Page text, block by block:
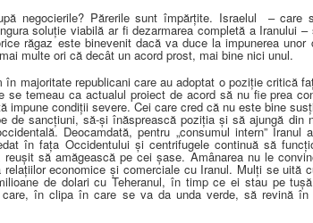
negocierile? Părerile sunt împărţite. Israelul
– care
soluţie viabilă ar fi dezarmarea completă a Iranului
răgaz este binevenit dacă va duce la impunerea unor
multe ori că decât un acord prost, mai bine nici unul.
în majoritate republicani care au adoptat o poziţie critică
se temeau ca actualul proiect de acord să nu fie prea
impune condiţii severe. Cei care cred că nu este bine
de sancţiuni, să-şi înăsprească poziţia şi să ajungă din
Deocamdată, pentru „consumul intern” Iranul
în faţa Occidentului şi centrifugele continuă să
să amăgească pe cei şase. Amânarea nu le
relaţiilor economice şi comerciale cu Iranul. Mulţi se uită
de dolari cu Teheranul, în timp ce ei stau pe
care, în clipa în care se va da unda verde, să revină în